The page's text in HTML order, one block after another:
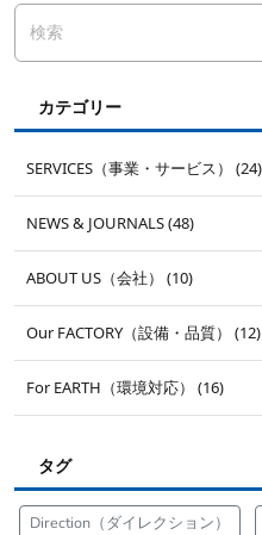
カテゴリー
SERVICES（事業・サービス） (24)
NEWS & JOURNALS (48)
ABOUT US（会社） (10)
Our FACTORY（設備・品質） (12)
For EARTH（環境対応） (16)
タグ
Direction（ダイレクション）